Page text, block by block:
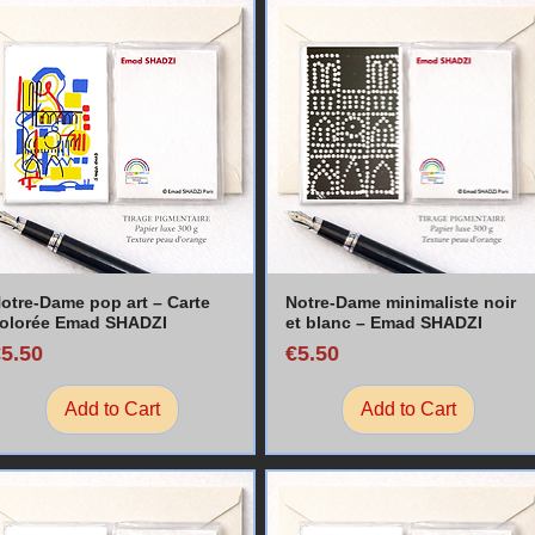
Dame pop art – Carte
Emad SHADZI
Add to Cart
Notre-Dame minimaliste noir
et blanc – Emad SHADZI
Price
€5.50
Add to Cart